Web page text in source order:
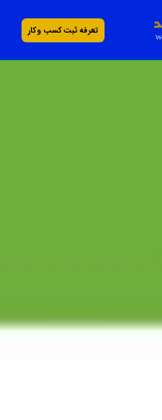
تعرفه ثبت کسب و کار